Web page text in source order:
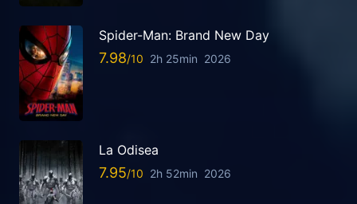
Spider-Man: Brand New Day
7.98 2h 25min 2026
La Odisea
7.95 2h 52min 2026